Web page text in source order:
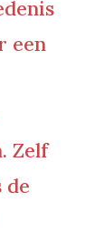
een
Zelf
de